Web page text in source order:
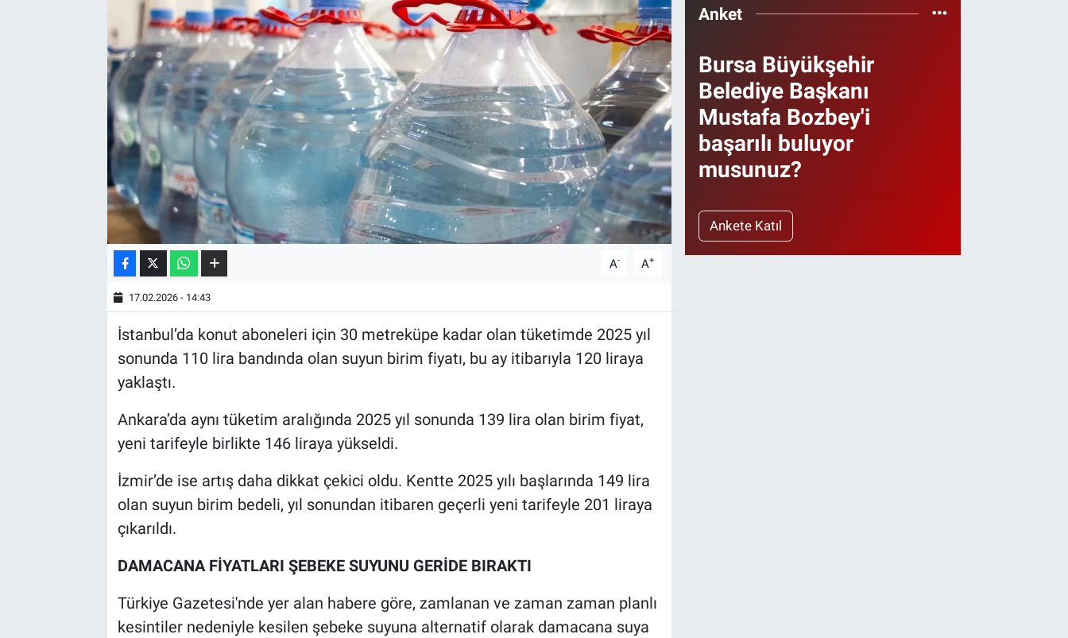
A- A+
17.02.2026 - 14:43
İstanbul’da konut aboneleri için 30 metreküpe kadar olan tüketimde 2025 yıl
sonunda 110 lira bandında olan suyun birim fiyatı, bu ay itibarıyla 120 liraya
yaklaştı.
Ankara’da aynı tüketim aralığında 2025 yıl sonunda 139 lira olan birim fiyat,
yeni tarifeyle birlikte 146 liraya yükseldi.
İzmir’de ise artış daha dikkat çekici oldu. Kentte 2025 yılı başlarında 149 lira
olan suyun birim bedeli, yıl sonundan itibaren geçerli yeni tarifeyle 201 liraya
çıkarıldı.
DAMACANA FİYATLARI ŞEBEKE SUYUNU GERİDE BIRAKTI
Türkiye Gazetesi'nde yer alan habere göre, zamlanan ve zaman zaman planlı
kesintiler nedeniyle kesilen şebeke suyuna alternatif olarak damacana suya
Anket
Bursa Büyükşehir
Belediye Başkanı
Mustafa Bozbey'i
başarılı buluyor
musunuz?
Ankete Katıl